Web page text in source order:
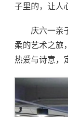
子里的，让人
庆六一亲
柔的艺术之旅
热爱与诗意，